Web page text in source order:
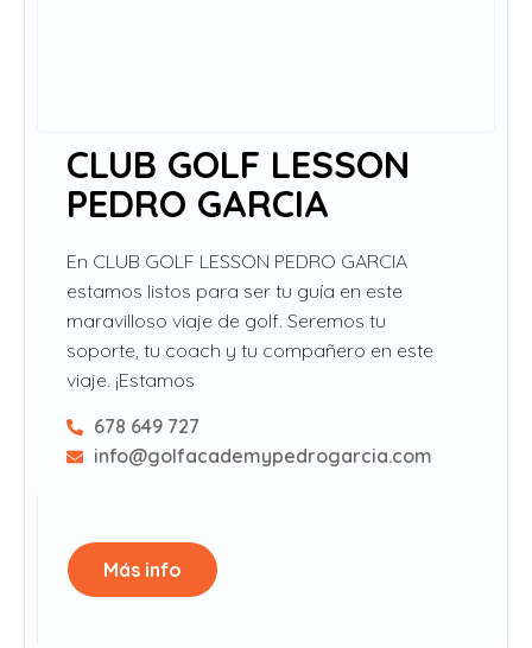
CLUB GOLF LESSON
PEDRO GARCIA
En CLUB GOLF LESSON PEDRO GARCIA
estamos listos para ser tu guía en este
maravilloso viaje de golf. Seremos tu
soporte, tu coach y tu compañero en este
viaje. ¡Estamos
678 649 727
info@golfacademypedrogarcia.com
Más info